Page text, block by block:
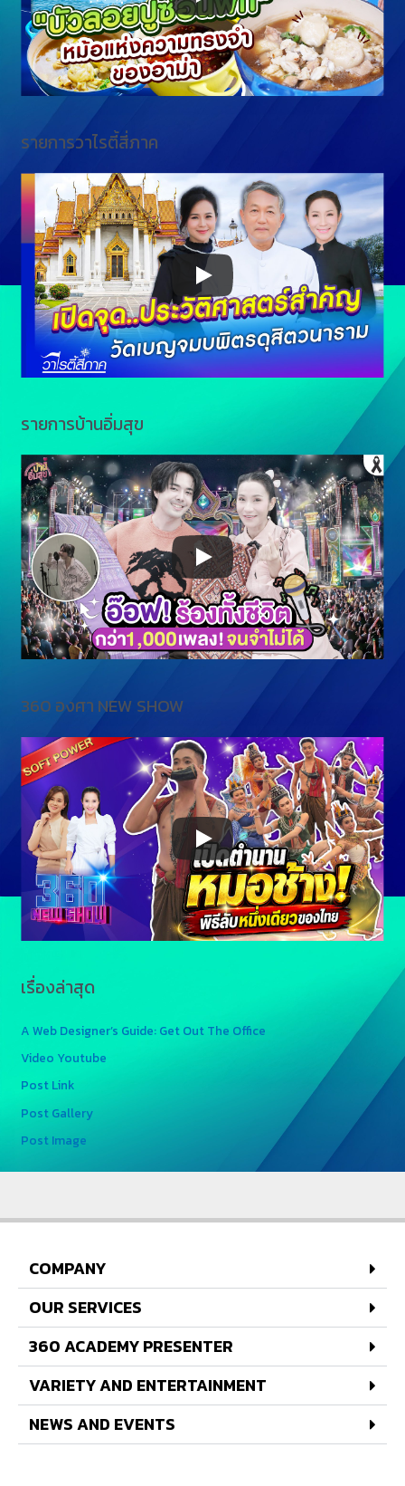
รายการวาไรตี้สี่ภาค
รายการบ้านอิ่มสุข
360 องศา NEW SHOW
เรื่องล่าสุด
A Web Designer’s Guide: Get Out The Office
Video Youtube
Post Link
Post Gallery
Post Image
COMPANY
OUR SERVICES
360 ACADEMY PRESENTER
VARIETY AND ENTERTAINMENT
NEWS AND EVENTS